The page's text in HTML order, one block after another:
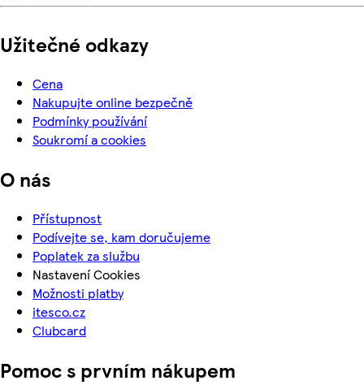
Užitečné odkazy
Cena
Nakupujte online bezpečně
Podmínky používání
Soukromí a cookies
O nás
Přístupnost
Podívejte se, kam doručujeme
Poplatek za službu
Nastavení Cookies
Možnosti platby
itesco.cz
Clubcard
Pomoc s prvním nákupem